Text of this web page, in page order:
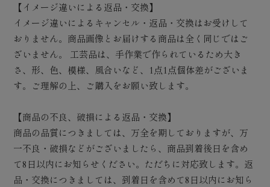
【イメージ違いによる返品・交換】
イメージ違いによるキャンセル・返品・交換はお受けして
おりません。商品画像とお届けする商品は全く同じではご
ざいません。 工芸品は、手作業で作られているため大き
さ、形、色、模様、風合いなど、1点1点個体差がございま
す。ご理解の上、ご購入をお願い致します。
【商品の不良、破損による返品・交換】
商品の品質につきましては、万全を期しておりますが、万
一不良・破損などがございましたら、商品到着後日を含め
て8日以内にお知らせください。ただちに対応致します。返
品・交換につきましては、到着日を含めて8日以内にお知ら